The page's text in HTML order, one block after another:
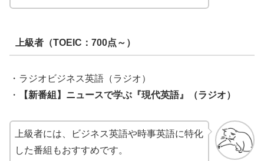
上級者（TOEIC：700点～）
・ラジオビジネス英語（ラジオ）
・
【新番組】ニュースで学ぶ『現代英語』（ラジオ）
上級者には、ビジネス英語や時事英語に特化
した番組もおすすめです。